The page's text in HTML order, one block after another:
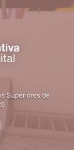
Superiores de